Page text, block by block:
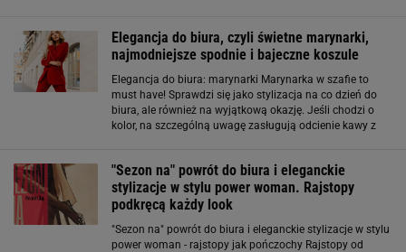
Elegancja do biura, czyli świetne marynarki,
najmodniejsze spodnie i bajeczne koszule
Elegancja do biura: marynarki Marynarka w szafie to
must have! Sprawdzi się jako stylizacja na co dzień do
biura, ale również na wyjątkową okazję. Jeśli chodzi o
kolor, na szczególną uwagę zasługują odcienie kawy z
"Sezon na" powrót do biura i eleganckie
stylizacje w stylu power woman. Rajstopy
podkręcą każdy look
"Sezon na" powrót do biura i eleganckie stylizacje w stylu
power woman - rajstopy jak pończochy Rajstopy od